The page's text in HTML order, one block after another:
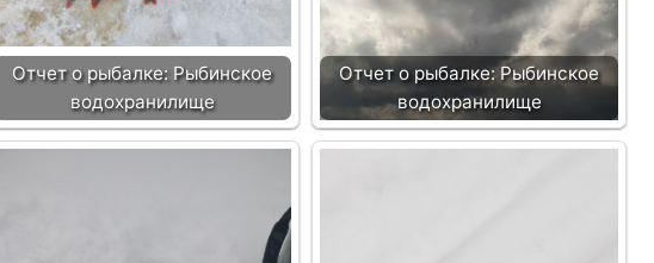
Отчет о рыбалке: Рыбинское
водохранилище
Отчет о рыбалке: Рыбинское
водохранилище